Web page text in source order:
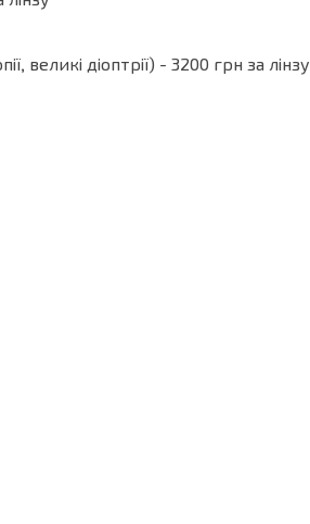
великі діоптрії) - 3200 грн за лінзу